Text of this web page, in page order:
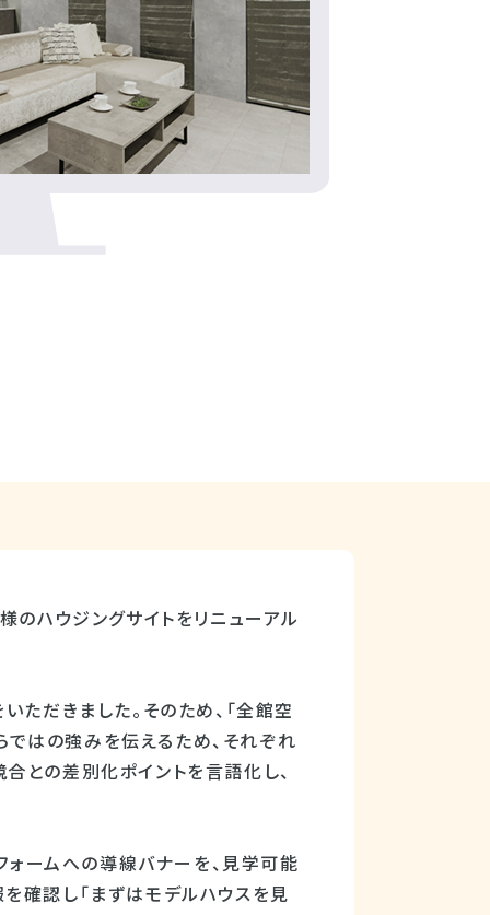
のハウジングサイトをリニューアル
ただきました。そのため、「全館空
ではの強みを伝えるため、それぞれ
との差別化ポイントを言語化し、
ォームへの導線バナーを、見学可能
確認し「まずはモデルハウスを見